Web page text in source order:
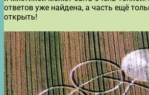
ответов уже найдена, а часть ещё
открыть!